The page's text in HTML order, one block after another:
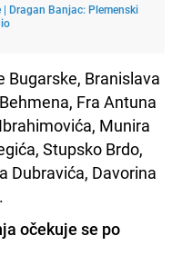
| Dragan Banjac: Plemenski
Bugarske, Branislava
Fra Antuna
Munira
Stupsko Brdo,
Dubravića, Davorina
očekuje se po